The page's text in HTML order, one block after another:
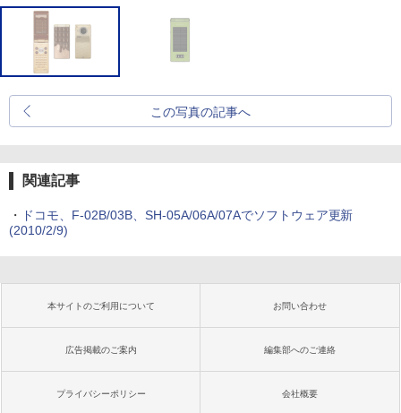
この写真の記事へ
関連記事
・
ドコモ、F-02B/03B、SH-05A/06A/07Aでソフトウェア更新
(2010/2/9)
本サイトのご利用について お問い合わせ
広告掲載のご案内 編集部へのご連絡
プライバシーポリシー 会社概要